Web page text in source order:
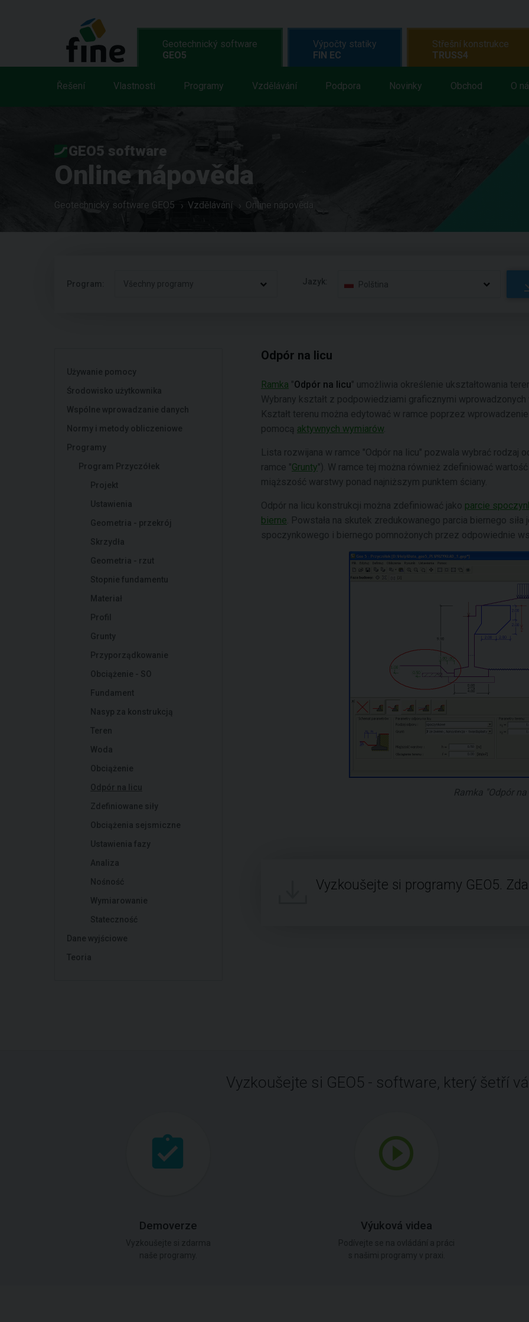
Geotechnický software
GEO5
Řešení Vlastnosti Programy Vzdělávání Podpora Novinky Obchod O
Výpočty statiky
FIN EC
Střešní konstrukce
TRUSS4
GEO5 software
Online nápověda
Geotechnický software GEO5 Vzdělávání Online nápověda
Program: Všechny programy Jazyk: Polština
Używanie pomocy
Środowisko użytkownika
Wspólne wprowadzanie danych
Normy i metody obliczeniowe
Programy
Program Przyczółek
Projekt
Ustawienia
Geometria - przekrój
Skrzydła
Geometria - rzut
Stopnie fundamentu
Materiał
Profil
Grunty
Przyporządkowanie
Obciążenie - SO
Fundament
Nasyp za konstrukcją
Teren
Woda
Obciążenie
Odpór na licu
Zdefiniowane siły
Obciążenia sejsmiczne
Ustawienia fazy
Analiza
Nośność
Wymiarowanie
Stateczność
Dane wyjściowe
Teoria
Odpór na licu
Ramka "Odpór na licu" umożliwia określenie ukształtowania
Wybrany kształt z podpowiedziami graficznymi
Kształt terenu można edytować w ramce poprzez
pomocą aktywnych wymiarów
Lista rozwijana w ramce "Odpór na licu" pozwala wybrać rodzaj
ramce "Grunty"). W ramce tej można również zdefiniować
miąższość warstwy ponad najniższym punktem ściany.
Odpór na licu konstrukcji można zdefiniować jako parcie
bierne . Powstała na skutek zredukowanego parcia biernego
spoczynkowego i biernego pomnożonych przez odpowiednie
Ramka "Odpór
Vyzkoušejte si programy GEO5.
Vyzkoušejte si GEO5 - software, který šetří
Demoverze Výuková videa